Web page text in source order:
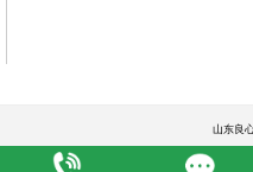
山东良